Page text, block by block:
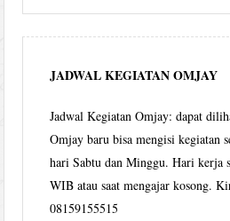
JADWAL KEGIATAN OMJAY
Jadwal Kegiatan Omjay: dapat
Omjay baru bisa mengisi kegiatan
hari Sabtu dan Minggu. Hari kerja
WIB atau saat mengajar kosong.
08159155515